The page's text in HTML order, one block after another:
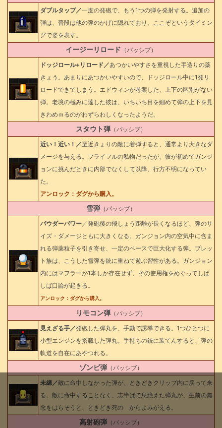
ダブルタップ／一度の発砲で、もう1つの弾を発射する。追加の
弾は、普段は他の弾のかげに隠れており、ここぞというタイミン
グで姿を表す。
イージーリロード （パッシブ）
ドッジロール+リロード／あつかいやすさを重視した手造りの薬
きょう。あまりにあつかいやすいので、ドッジロール中に1発リ
ロードできてしまう。エドウィンが考案した、上下の区別がない
弾。老境の極みに達した彼は、いちいち目を細めて弾の上下を見
きわめｍるのがわずらわしくなったようだ。
スタウト弾 （パッシブ）
近い！近い！／至近きょりの敵に着弾すると、通常より大きなダ
メージを与える。フライフルの私物だったが、彼が初めてガンジ
ョンに挑んだときに内部でなくして以降、行方不明になってい
た。
アンロック：ダグから購入。
雪弾 （パッシブ）
パウダーパワー／発砲後の飛しょう距離が長くなるほど、弾のサ
イズ・ダメージともに大きくなる。ガンジョン内の空気中に含ま
れる弾薬粒子を引き寄せ、一定のペースで巨大化する弾。ブレッ
ト族は、こうした雪弾を銃に重ねて遊ぶ習性がある。ガンジョン
内にはマフラーが1本しか存在せず、その使用権をめぐってしば
しば口論が起きる。
アンロック：ダグから購入。
リモコン弾 （パッシブ）
見えざる手／発砲した弾丸を、手動で誘導できる。1つひとつに
小型エンジンを搭載した弾丸。手持ちの銃に装てんすると、弾の
軌道を自在にあやつれる。
ゾンビ弾 （パッシブ）
未練／敵に命中しなかった弾が、ときどきクリップ内に戻って来
る。敵に命中することなく、志半ばで息絶えた弾丸が、生前の無
念をはらそうと、ときどき死の からよみがえる。
高射砲弾 （パッシブ）